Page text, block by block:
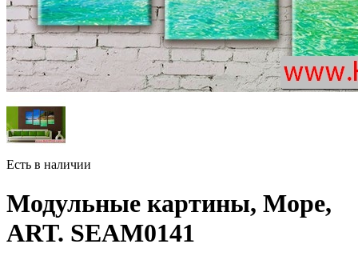
Есть в наличии
Модульные картины, Море,
ART. SEAM0141